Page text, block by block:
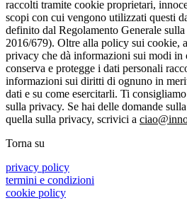
raccolti tramite cookie proprietari,
scopi con cui vengono utilizzati questi
definito dal Regolamento Generale
2016/679). Oltre alla policy sui cookie,
privacy che dà informazioni sui modi in
conserva e protegge i dati personali
informazioni sui diritti di ognuno in
dati e su come esercitarli. Ti
sulla privacy. Se hai delle domande
quella sulla privacy, scrivici a
Torna su
privacy policy
termini e condizioni
cookie policy